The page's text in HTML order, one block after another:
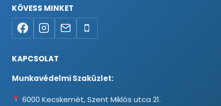
KÖVESS MINKET
KAPCSOLAT
Munkavédelmi Szaküzlet:
6000 Kecskemét, Szent Miklós utca 21.